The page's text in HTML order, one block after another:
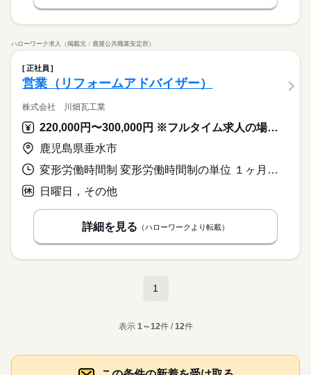
ハローワーク求人（掲載元：鹿屋公共職業安定所）
正社員
営業（リフォームアドバイザー）
株式会社 川畑瓦工業
220,000円〜300,000円 ※フルタイム求人の場合は月額（換算額）、パート求人の場合は時間額を表示しています。
鹿児島県垂水市
変形労働時間制 変形労働時間制の単位 １ヶ月単位 就業時間１ 7時30分〜17時00分 就業時間２ 8時00分〜17時30分 就業時間３ 8時30分〜18時00分
日曜日，その他
詳細を見る （ハローワークより転載）
1
表示 1～12件 /12件